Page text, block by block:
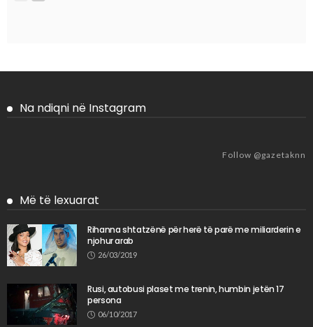
Na ndiqni në Instagram
Follow @gazetaknn
Më të lexuarat
Rihanna shtatzënë për herë të parë me miliarderin e
njohur arab
26/03/2019
Rusi, autobusi plaset me trenin, humbin jetën 17
persona
06/10/2017